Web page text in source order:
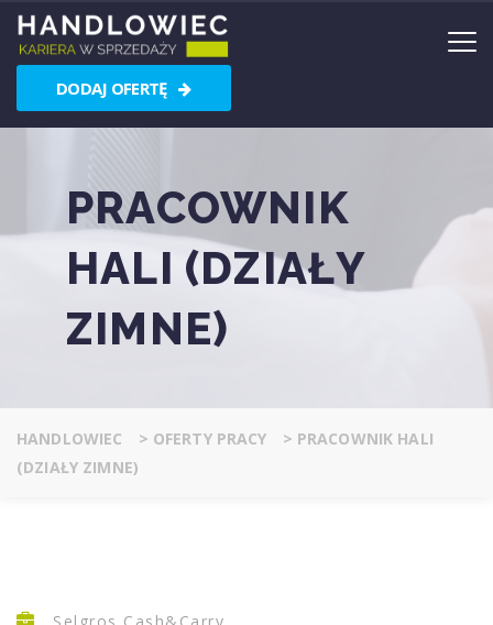
DODAJ OFERTĘ
PRACOWNIK
HALI (DZIAŁY
ZIMNE)
HANDLOWIEC > OFERTY PRACY > PRACOWNIK HALI
(DZIAŁY ZIMNE)